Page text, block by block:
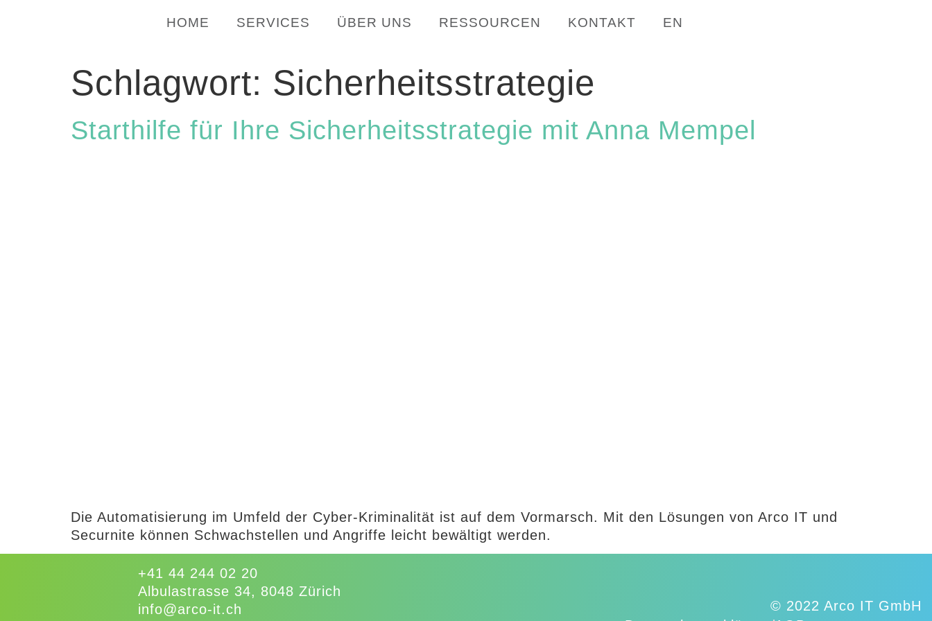
HOME SERVICES ÜBER UNS RESSOURCEN KONTAKT EN
Schlagwort: Sicherheitsstrategie
Starthilfe für Ihre Sicherheitsstrategie mit Anna Mempel
Die Automatisierung im Umfeld der Cyber-Kriminalität ist auf dem Vormarsch. Mit den Lösungen von Arco IT und
Securnite können Schwachstellen und Angriffe leicht bewältigt werden.
+41 44 244 02 20
Albulastrasse 34, 8048 Zürich
info@arco-it.ch
© 2022 Arco IT GmbH